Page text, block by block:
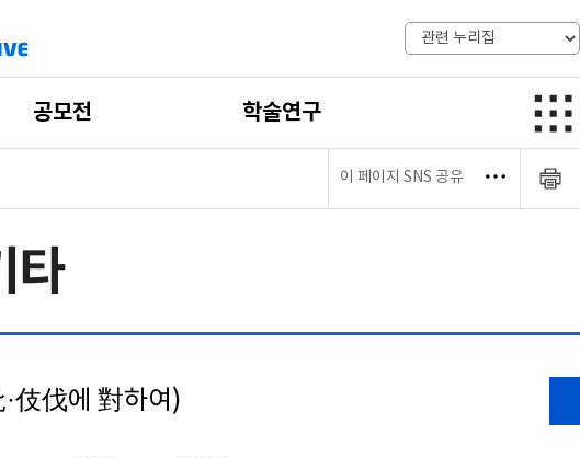
공모전 학술연구
이 페이지 SNS 공유
타
·伎伐에 對하여)